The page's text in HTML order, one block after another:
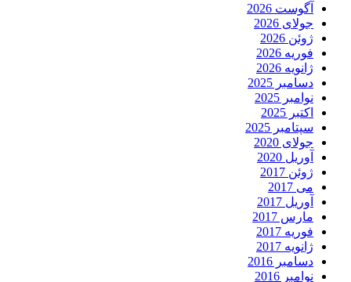
آگوست 2026
جولای 2026
ژوئن 2026
فوریه 2026
ژانویه 2026
دسامبر 2025
نوامبر 2025
اکتبر 2025
سپتامبر 2025
جولای 2020
آوریل 2020
ژوئن 2017
می 2017
آوریل 2017
مارس 2017
فوریه 2017
ژانویه 2017
دسامبر 2016
نوامبر 2016